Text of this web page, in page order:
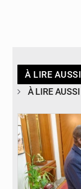
À LIRE AUSSI
À LIRE AUSSI